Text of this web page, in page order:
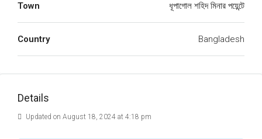
Town ধূপাগোল শহিদ মিনার পয়েন্টে
Country Bangladesh
Details
Updated on August 18, 2024 at 4:18 pm